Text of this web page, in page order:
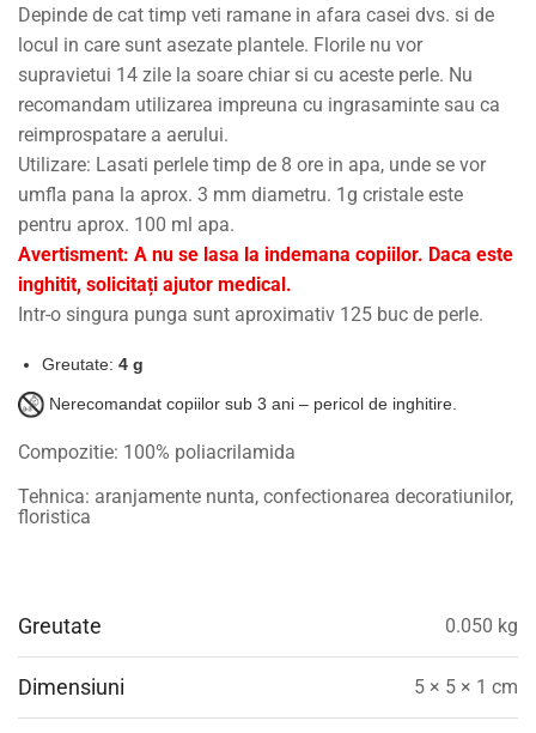
Depinde de cat timp veti ramane in afara casei dvs. si de
locul in care sunt asezate plantele. Florile nu vor
supravietui 14 zile la soare chiar si cu aceste perle. Nu
recomandam utilizarea impreuna cu ingrasaminte sau ca
reimprospatare a aerului.
Utilizare: Lasati perlele timp de 8 ore in apa, unde se vor
umfla pana la aprox. 3 mm diametru. 1g cristale este
pentru aprox. 100 ml apa.
Avertisment: A nu se lasa la indemana copiilor. Daca este
inghitit, solicitați ajutor medical.
Intr-o singura punga sunt aproximativ 125 buc de perle.
Greutate: 4 g
Nerecomandat copiilor sub 3 ani – pericol de inghitire.
Compozitie: 100% poliacrilamida
Tehnica: aranjamente nunta, confectionarea decoratiunilor,
floristica
Greutate 0.050 kg
Dimensiuni 5 × 5 × 1 cm